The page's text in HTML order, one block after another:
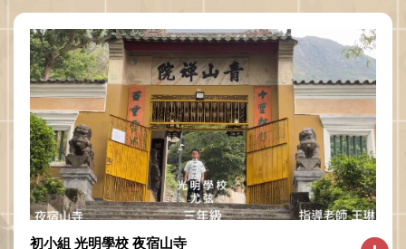
初小組 光明學校 夜宿山寺